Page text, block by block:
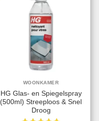
WOONKAMER
HG Glas- en Spiegelspray
(500ml) Streeploos & Snel
Droog